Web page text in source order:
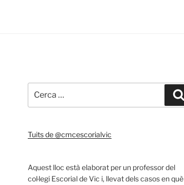
Tuits de @cmcescorialvic
Aquest lloc està elaborat per un professor del
col·legi Escorial de Vic i, llevat dels casos en què